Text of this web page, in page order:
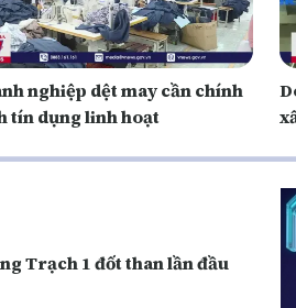
nghiệp dệt may cần chính
tín dụng linh hoạt
Trạch 1 đốt than lần đầu